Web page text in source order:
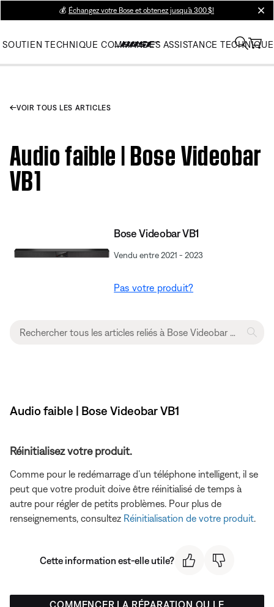
💰 Échangez votre Bose et obtenez jusqu’à 300 $!
SOUTIEN TECHNIQUE COMMANDES ASSISTANCE TECHNIQUE
VOIR TOUS LES ARTICLES
Audio faible | Bose Videobar
VB1
Bose Videobar VB1
Vendu entre 2021 - 2023
Pas votre produit?
Audio faible | Bose Videobar VB1
Réinitialisez votre produit.
Comme pour le redémarrage d’un téléphone intelligent, il se
peut que votre produit doive être réinitialisé de temps à
autre pour régler de petits problèmes. Pour plus de
renseignements, consultez Réinitialisation de votre produit.
Cette information est-elle utile?
COMMENCER LA RÉPARATION OU LE